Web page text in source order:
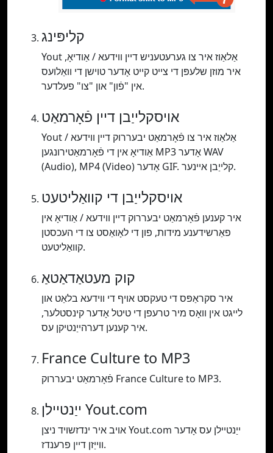
קליפּינג
Yout אַלאַוז איר צו גערעטעניש דיין ווידעא / אַודיאָ,
איר מוזן שלעפּן די צייט קייט אָדער טוישן די וואַלועס
אין "פֿון" און "צו" פעלדער.
אויסקלייַבן דיין פֿאָרמאַט
Yout אַלאַוז איר צו פֿאָרמאַט יבעררוק דיין ווידעא /
אַודיאָ אין די פֿאָרמאַטירונגען MP3 אָדער WAV
(Audio), MP4 (Video) אָדער GIF. קלייַבן איינער.
אויסקלייַבן די קוואַליטעט
איר קענען פֿאָרמאַט יבעררוק דיין ווידעא / אַודיאָ אין
פאַרשידענע מידות, פון די לאָואַסט צו די העכסטן
קוואַליטעט.
קוק מעטאַדאַטאַ
איר סקראַפּס די טעקסט אויף די ווידעא בלאַט און
לייגט אין וואָס מיר טרעפן די טיטל אָדער קינסטלער,
איר קענען דערהייַנטיקן עס.
France Culture to MP3
פֿאָרמאַט יבעררוק France Culture to MP3.
ייַנטיילן Yout.com
אויב איר ינדזשויד ניצן Yout.com ייַנטיילן עס אָדער
ווייַזן דיין פרענדז.